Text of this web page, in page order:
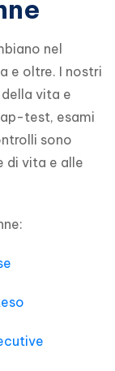
nel
e oltre. I nostri
vita e
test, esami
sono
di vita e alle